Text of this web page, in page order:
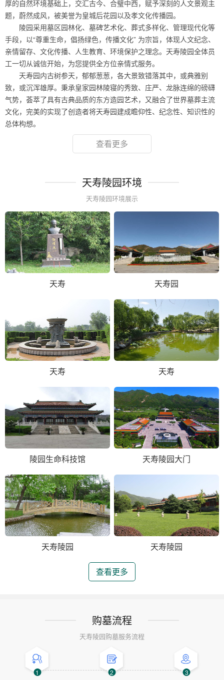
厚的自然环境基础上，交汇古今、合璧中西，赋予深刻的人文景观主
题，蔚然成风，被美誉为皇城后花园以及孝文化传播园。
陵园采用墓区园林化、墓碑艺术化、葬式多样化、管理现代化等
手段，以“尊重生命，倡扬绿色，传播文化” 为宗旨，体现人文纪念、
亲情留存、文化传播、人生教育、环境保护之理念。天寿陵园全体员
工一切从诚信开始，为您提供全方位亲情式服务。
天寿园内古树参天，郁郁葱葱，各大景致错落其中，或典雅别
致，或沉浑雄厚。秉承皇家园林陵寝的秀致、庄严、龙脉连绵的磅礴
气势，荟萃了具有古典品质的东方造园艺术，又融合了世界墓葬主流
文化，完美的实现了创造者将天寿园建成瞻仰性、纪念性、知识性的
总体构想。
查看更多
天寿陵园环境
天寿陵园环境展示
天寿 天寿园
天寿 天寿
陵园生命科技馆 天寿陵园大门
天寿陵园 天寿陵园
查看更多
购墓流程
天寿陵园购墓服务流程
1 2 3